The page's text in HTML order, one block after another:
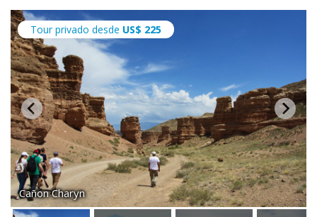
Tour privado desde US$ 225
Cañon Charyn